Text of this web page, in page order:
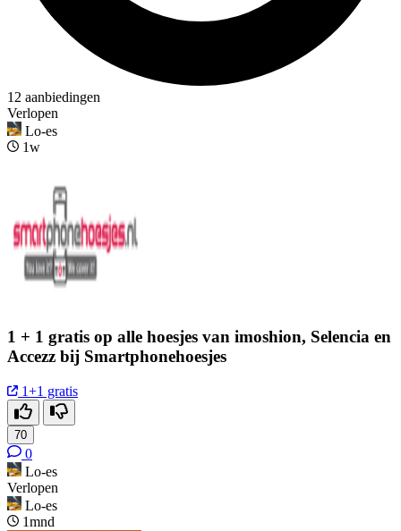
12 aanbiedingen
Verlopen
Lo-es
1w
1 + 1 gratis op alle hoesjes van imoshion, Selencia en
Accezz bij Smartphonehoesjes
1+1 gratis
70
0
Lo-es
Verlopen
Lo-es
1mnd